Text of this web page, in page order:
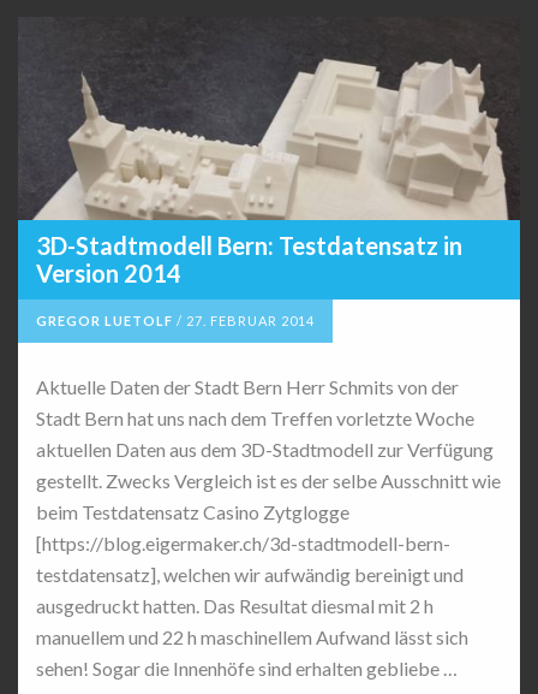
3D-Stadtmodell Bern: Testdatensatz in
Version 2014
GREGOR LUETOLF / 27. FEBRUAR 2014
Aktuelle Daten der Stadt Bern Herr Schmits von der
Stadt Bern hat uns nach dem Treffen vorletzte Woche
aktuellen Daten aus dem 3D-Stadtmodell zur Verfügung
gestellt. Zwecks Vergleich ist es der selbe Ausschnitt wie
beim Testdatensatz Casino Zytglogge
[https://blog.eigermaker.ch/3d-stadtmodell-bern-
testdatensatz], welchen wir aufwändig bereinigt und
ausgedruckt hatten. Das Resultat diesmal mit 2 h
manuellem und 22 h maschinellem Aufwand lässt sich
sehen! Sogar die Innenhöfe sind erhalten gebliebe …